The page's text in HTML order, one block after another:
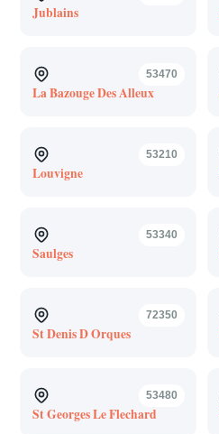
Jublains
53470
La Bazouge Des Alleux
53210
Louvigne
53340
Saulges
72350
St Denis D Orques
53480
St Georges Le Flechard